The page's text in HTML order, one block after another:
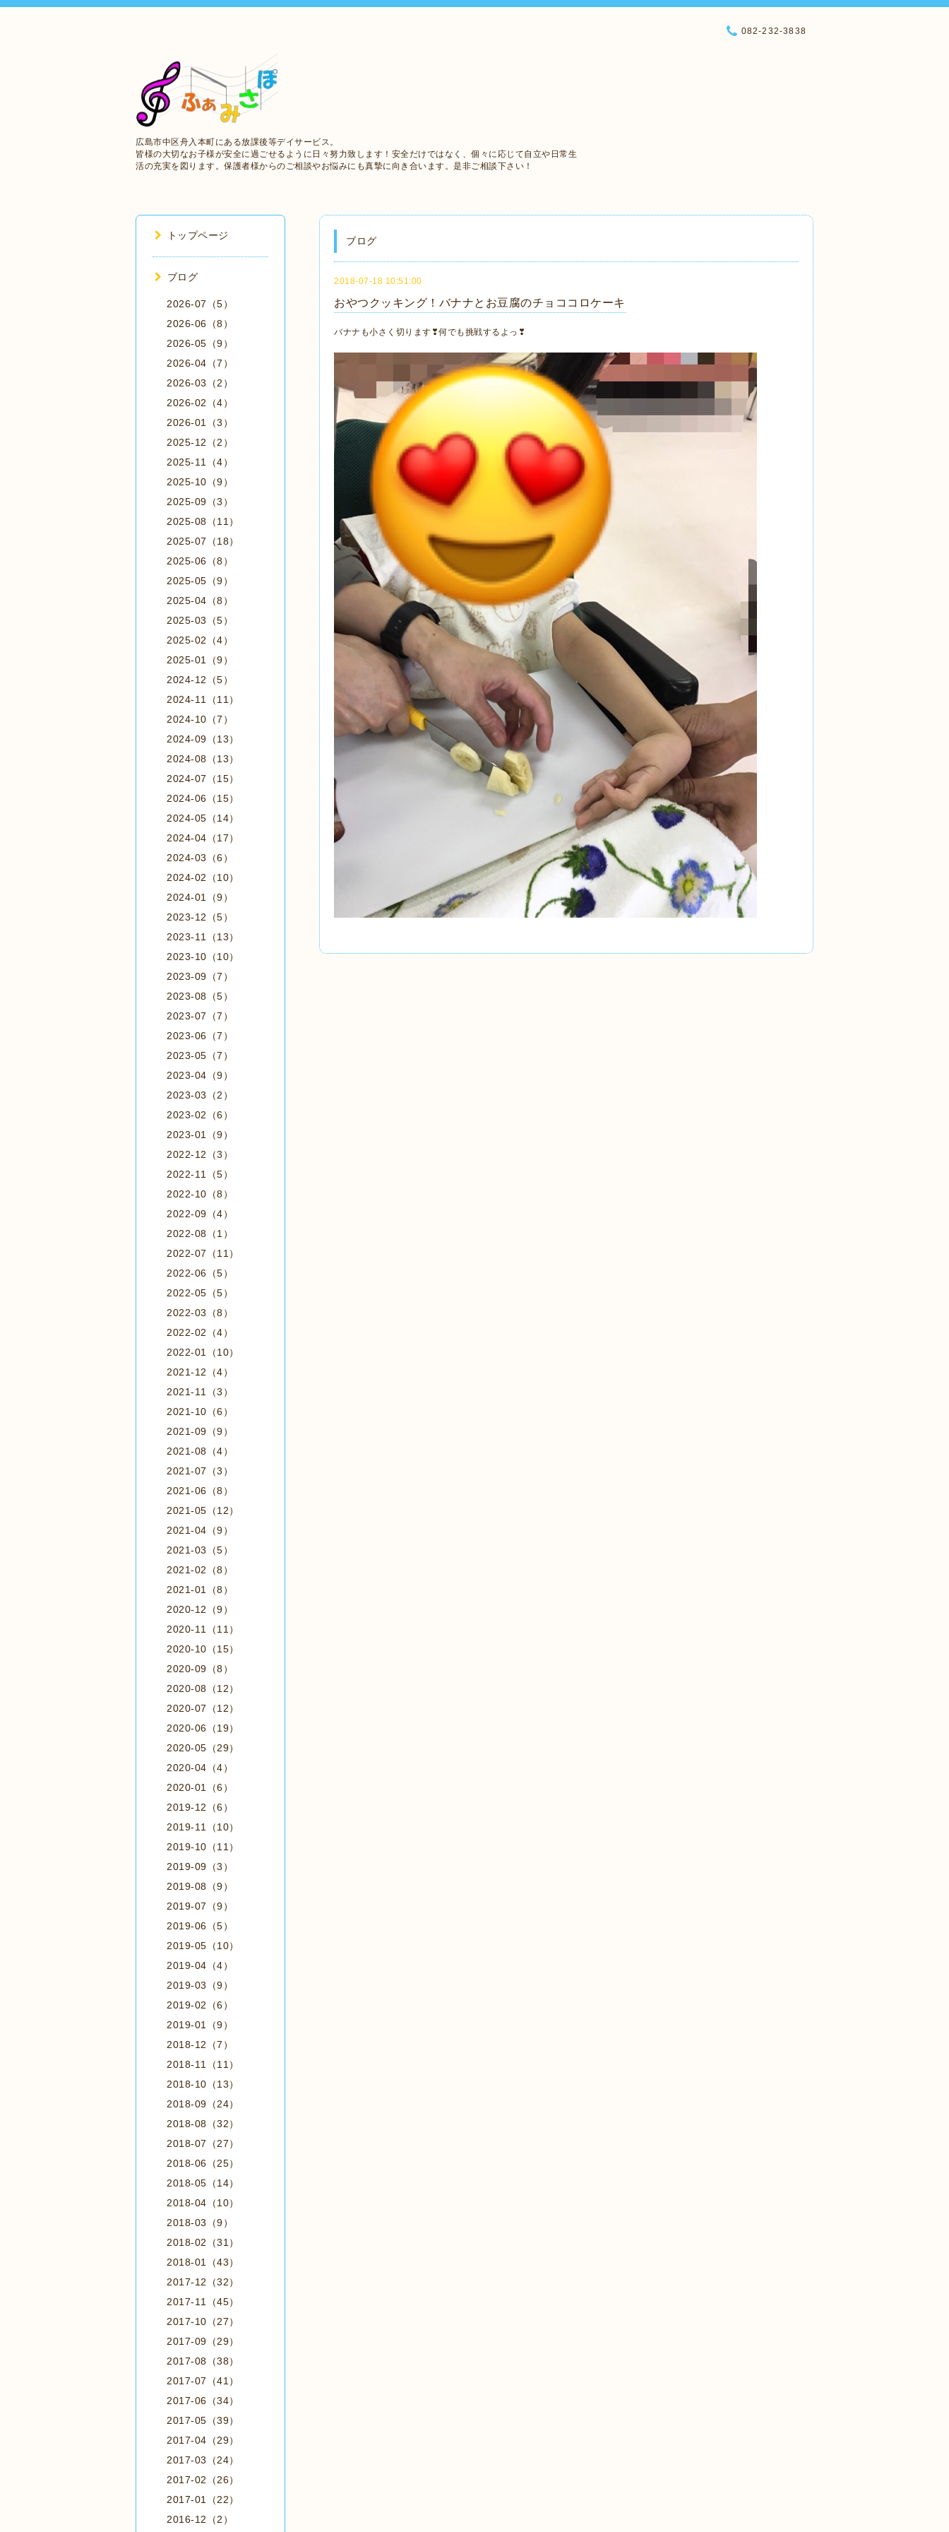
広島市中区舟入本町にある放課後等デイサービス。
皆様の大切なお子様が安全に過ごせるように日々努力致します！安全だけではなく、個々に応じて自立や日常生
活の充実を図ります。保護者様からのご相談やお悩みにも真摯に向き合います。是非ご相談下さい！
082-232-3838
ブログ
2018-07-18 10:51:00
おやつクッキング！バナナとお豆腐のチョココロケーキ
バナナも小さく切ります❣何でも挑戦するよっ❣
トップページ
ブログ
2026-07（5）
2026-06（8）
2026-05（9）
2026-04（7）
2026-03（2）
2026-02（4）
2026-01（3）
2025-12（2）
2025-11（4）
2025-10（9）
2025-09（3）
2025-08（11）
2025-07（18）
2025-06（8）
2025-05（9）
2025-04（8）
2025-03（5）
2025-02（4）
2025-01（9）
2024-12（5）
2024-11（11）
2024-10（7）
2024-09（13）
2024-08（13）
2024-07（15）
2024-06（15）
2024-05（14）
2024-04（17）
2024-03（6）
2024-02（10）
2024-01（9）
2023-12（5）
2023-11（13）
2023-10（10）
2023-09（7）
2023-08（5）
2023-07（7）
2023-06（7）
2023-05（7）
2023-04（9）
2023-03（2）
2023-02（6）
2023-01（9）
2022-12（3）
2022-11（5）
2022-10（8）
2022-09（4）
2022-08（1）
2022-07（11）
2022-06（5）
2022-05（5）
2022-03（8）
2022-02（4）
2022-01（10）
2021-12（4）
2021-11（3）
2021-10（6）
2021-09（9）
2021-08（4）
2021-07（3）
2021-06（8）
2021-05（12）
2021-04（9）
2021-03（5）
2021-02（8）
2021-01（8）
2020-12（9）
2020-11（11）
2020-10（15）
2020-09（8）
2020-08（12）
2020-07（12）
2020-06（19）
2020-05（29）
2020-04（4）
2020-01（6）
2019-12（6）
2019-11（10）
2019-10（11）
2019-09（3）
2019-08（9）
2019-07（9）
2019-06（5）
2019-05（10）
2019-04（4）
2019-03（9）
2019-02（6）
2019-01（9）
2018-12（7）
2018-11（11）
2018-10（13）
2018-09（24）
2018-08（32）
2018-07（27）
2018-06（25）
2018-05（14）
2018-04（10）
2018-03（9）
2018-02（31）
2018-01（43）
2017-12（32）
2017-11（45）
2017-10（27）
2017-09（29）
2017-08（38）
2017-07（41）
2017-06（34）
2017-05（39）
2017-04（29）
2017-03（24）
2017-02（26）
2017-01（22）
2016-12（2）